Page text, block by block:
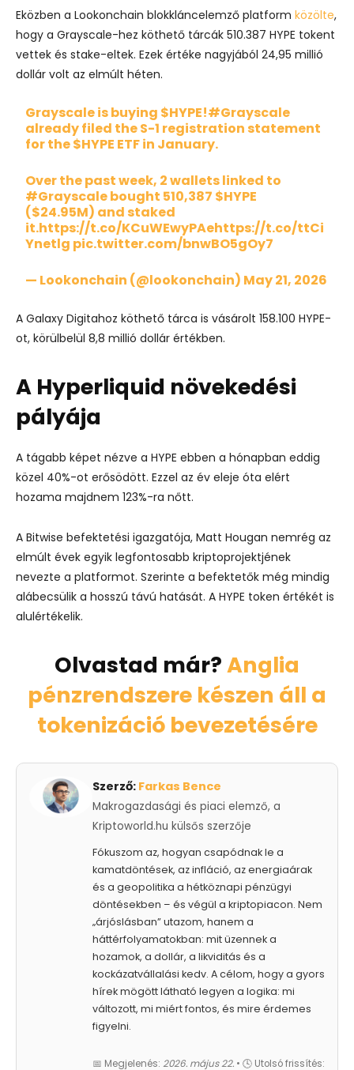
Eközben a Lookonchain blokkláncelemző platform közölte,
hogy a Grayscale-hez köthető tárcák 510.387 HYPE tokent
vettek és stake-eltek. Ezek értéke nagyjából 24,95 millió
dollár volt az elmúlt héten.
Grayscale is buying $HYPE!#Grayscale
already filed the S-1 registration statement
for the$HYPE ETF in January.
Over the past week, 2 wallets linked to
#Grayscalebought 510,387 $HYPE
($24.95M) and staked
it.https://t.co/KCuWEwyPAehttps://t.co/ttCi
Ynetlg pic.twitter.com/bnwBO5gOy7
— Lookonchain (@lookonchain) May 21, 2026
A Galaxy Digitahoz köthető tárca is vásárolt 158.100 HYPE-
ot, körülbelül 8,8 millió dollár értékben.
A Hyperliquid növekedési
pályája
A tágabb képet nézve a HYPE ebben a hónapban eddig
közel 40%-ot erősödött. Ezzel az év eleje óta elért
hozama majdnem 123%-ra nőtt.
A Bitwise befektetési igazgatója, Matt Hougan nemrég az
elmúlt évek egyik legfontosabb kriptoprojektjének
nevezte a platformot. Szerinte a befektetők még mindig
alábecsülik a hosszú távú hatását. A HYPE token értékét is
alulértékelik.
Olvastad már?Anglia
pénzrendszere készen áll a
tokenizáció bevezetésére
Szerző: Farkas Bence
Makrogazdasági és piaci elemző, a
Kriptoworld.hu külsős szerzője
Fókuszom az, hogyan csapódnak le a
kamatdöntések, az infláció, az energiaárak
és a geopolitika a hétköznapi pénzügyi
döntésekben – és végül a kriptopiacon. Nem
„árjóslásban” utazom, hanem a
háttérfolyamatokban: mit üzennek a
hozamok, a dollár, a likviditás és a
kockázatvállalási kedv. A célom, hogy a gyors
hírek mögött látható legyen a logika: mi
változott, mi miért fontos, és mire érdemes
figyelni.
📅 Megjelenés: 2026. május 22. • 🕓 Utolsó frissítés: